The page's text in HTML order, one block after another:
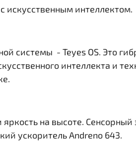
искусственным интеллектом.
системы - Teyes OS. Это
интеллекта и
на высоте. Сенсорный
ускоритель Andreno 643.